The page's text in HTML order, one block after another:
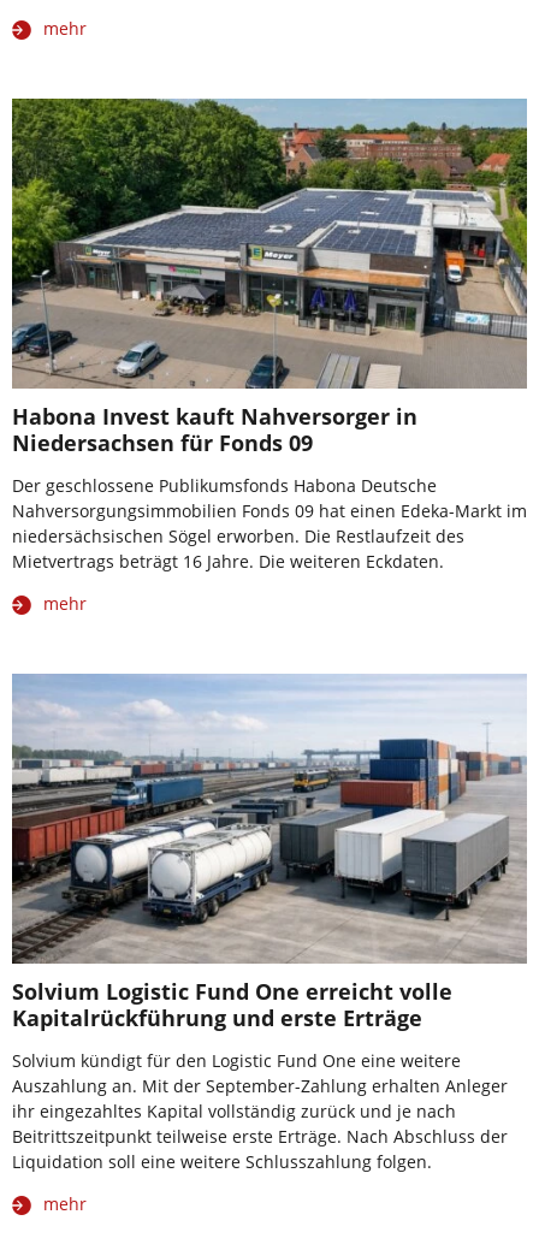
mehr
Habona Invest kauft Nahversorger in
Niedersachsen für Fonds 09
Der geschlossene Publikumsfonds Habona Deutsche
Nahversorgungsimmobilien Fonds 09 hat einen Edeka-Markt im
niedersächsischen Sögel erworben. Die Restlaufzeit des
Mietvertrags beträgt 16 Jahre. Die weiteren Eckdaten.
mehr
Solvium Logistic Fund One erreicht volle
Kapitalrückführung und erste Erträge
Solvium kündigt für den Logistic Fund One eine weitere
Auszahlung an. Mit der September-Zahlung erhalten Anleger
ihr eingezahltes Kapital vollständig zurück und je nach
Beitrittszeitpunkt teilweise erste Erträge. Nach Abschluss der
Liquidation soll eine weitere Schlusszahlung folgen.
mehr